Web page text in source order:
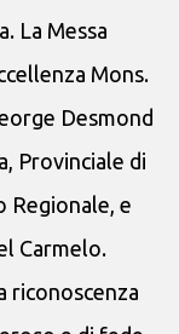
La Messa
Mons.
Desmond
Provinciale di
Regionale, e
Carmelo.
riconoscenza